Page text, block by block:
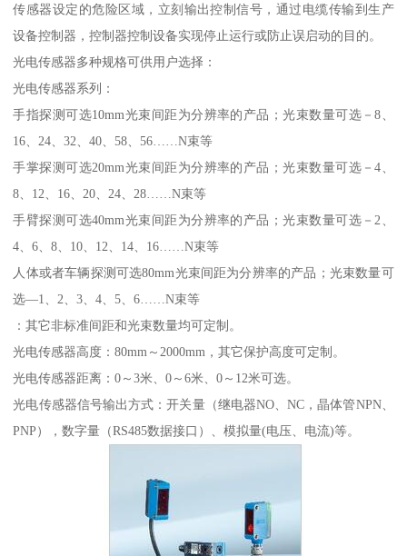
传感器设定的危险区域，立刻输出控制信号，通过电缆传输到生产
设备控制器，控制器控制设备实现停止运行或防止误启动的目的。
光电传感器多种规格可供用户选择：
光电传感器系列：
手指探测可选10mm光束间距为分辨率的产品；光束数量可选－8、
16、24、32、40、58、56……N束等
手掌探测可选20mm光束间距为分辨率的产品；光束数量可选－4、
8、12、16、20、24、28……N束等
手臂探测可选40mm光束间距为分辨率的产品；光束数量可选－2、
4、6、8、10、12、14、16……N束等
人体或者车辆探测可选80mm光束间距为分辨率的产品；光束数量可
选—1、2、3、4、5、6……N束等
：其它非标准间距和光束数量均可定制。
光电传感器高度：80mm～2000mm，其它保护高度可定制。
光电传感器距离：0～3米、0～6米、0～12米可选。
光电传感器信号输出方式：开关量（继电器NO、NC，晶体管NPN、
PNP），数字量（RS485数据接口）、模拟量(电压、电流)等。